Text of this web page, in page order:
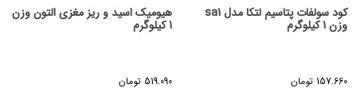
کود سولفات پتاسیم لتکا مدل sa1
وزن 1 کیلوگرم
157.660 تومان
هیومیک اسید و ریز مغزی التون وزن
1 کیلوگرم
519.090 تومان